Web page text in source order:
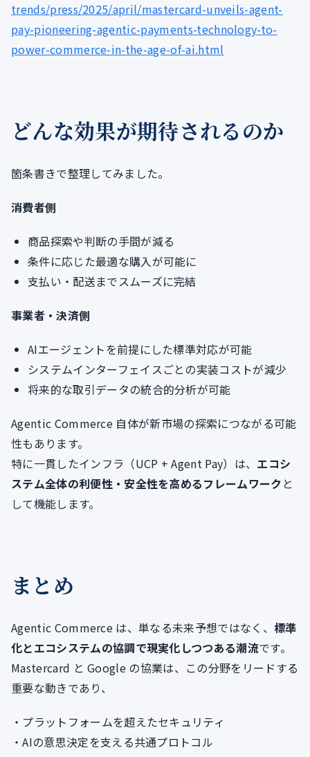
trends/press/2025/april/mastercard-unveils-agent-
pay-pioneering-agentic-payments-technology-to-
power-commerce-in-the-age-of-ai.html
どんな効果が期待されるのか
箇条書きで整理してみました。
消費者側
商品探索や判断の手間が減る
条件に応じた最適な購入が可能に
支払い・配送までスムーズに完結
事業者・決済側
AIエージェントを前提にした標準対応が可能
システムインターフェイスごとの実装コストが減少
将来的な取引データの統合的分析が可能
Agentic Commerce 自体が新市場の探索につながる可能
性もあります。
特に一貫したインフラ（UCP + Agent Pay）は、 エコシ
ステム全体の利便性・安全性を高めるフレームワーク と
して機能します。
まとめ
Agentic Commerce は、単なる未来予想ではなく、 標準
化とエコシステムの協調で現実化しつつある潮流です。
Mastercard と Google の協業は、この分野をリードする
重要な動きであり、
・プラットフォームを超えたセキュリティ
・AIの意思決定を支える共通プロトコル